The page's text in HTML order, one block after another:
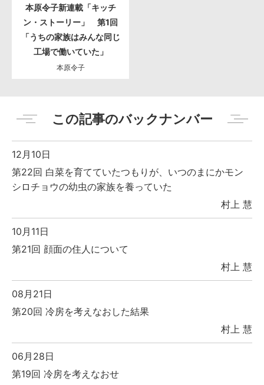
本原令子新連載「キッチ
ン・ストーリー」 第1回
「うちの家族はみんな同じ
工場で働いていた」
本原令子
この記事のバックナンバー
12月10日
第22回 白菜を育てていたつもりが、いつのまにかモン
シロチョウの幼虫の家族を養っていた
村上 慧
10月11日
第21回 顔面の住人について
村上 慧
08月21日
第20回 冷房を考えなおした結果
村上 慧
06月28日
第19回 冷房を考えなおせ